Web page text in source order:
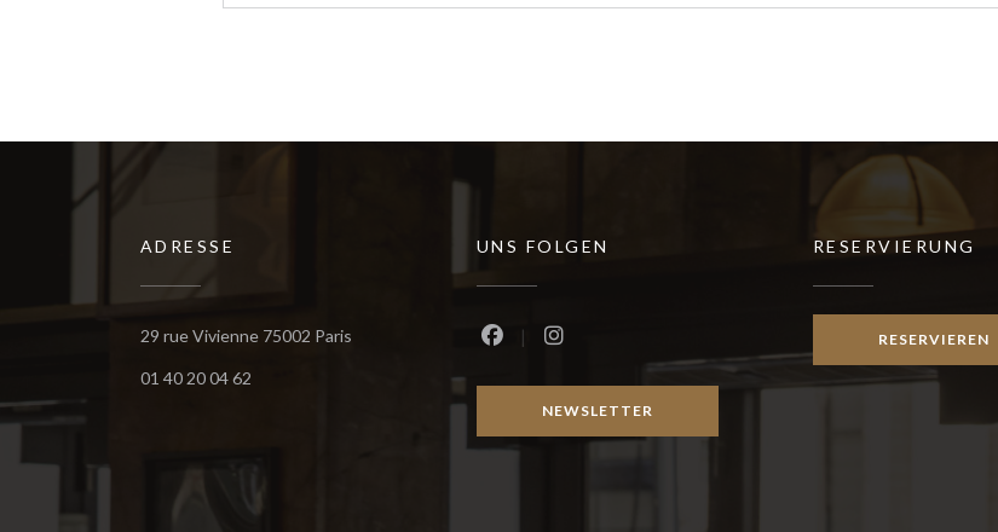
ADRESSE
29 rue Vivienne 75002 Paris((öffnet ein neues Fenster))
01 40 20 04 62
UNS FOLGEN
Facebook ((öffnet ein neues Fenster))
Instagram ((öffnet ein neues Fenster))
NEWSLETTER
RESERVIERUNG
RESERVIEREN